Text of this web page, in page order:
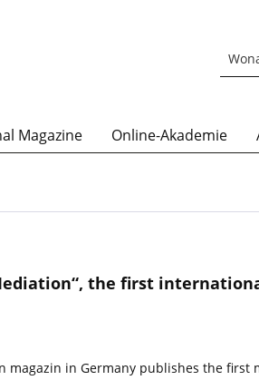
Magazine Online-Akademie
the first
magazin in Germany publishes the first